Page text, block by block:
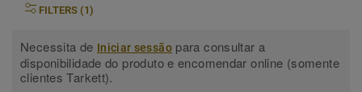
FILTERS (1)
Necessita de Iniciar sessãopara consultar a
disponibilidade do produto e encomendar online (somente
clientes Tarkett).